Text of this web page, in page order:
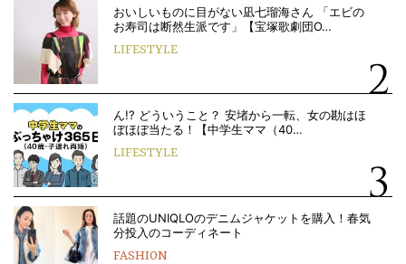
おいしいものに目がない凪七瑠海さん 「エビの
お寿司は断然生派です」【宝塚歌劇団O…
LIFESTYLE
ん!? どういうこと？ 安堵から一転、女の勘はほ
ぼほぼ当たる！【中学生ママ（40…
LIFESTYLE
話題のUNIQLOのデニムジャケットを購入！春気
分投入のコーディネート
FASHION